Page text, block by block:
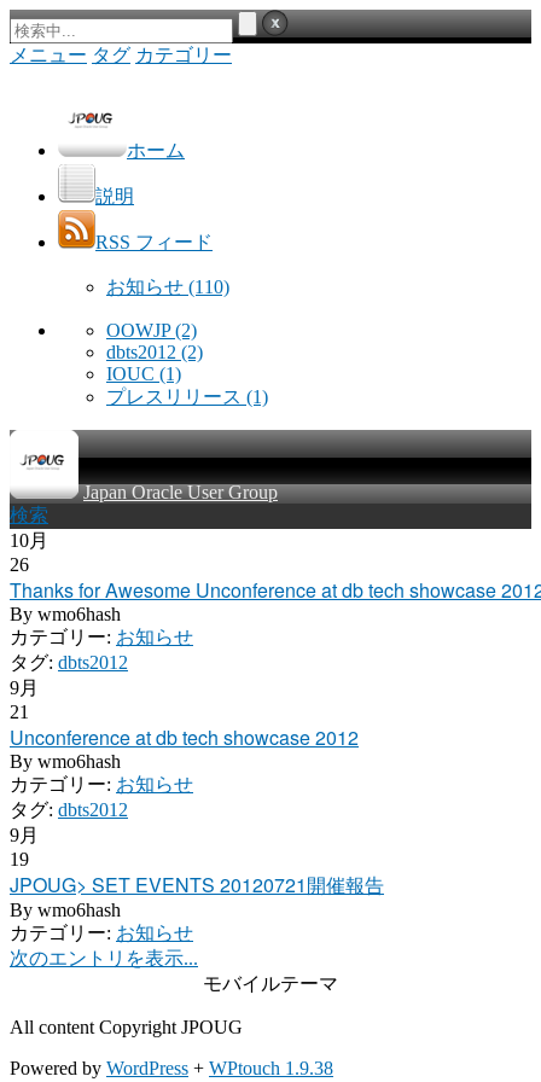
メニュー タグ カテゴリー
ホーム
説明
RSS フィード
お知らせ (110)
OOWJP(2)
dbts2012 (2)
IOUC (1)
プレスリリース (1)
Japan Oracle User Group
検索
10月
26
Thanks for Awesome Unconference at db tech showcase
By wmo6hash
カテゴリー: お知らせ
タグ: dbts2012
9月
21
Unconference at db tech showcase 2012
By wmo6hash
カテゴリー: お知らせ
タグ: dbts2012
9月
19
JPOUG> SET EVENTS 20120721開催報告
By wmo6hash
カテゴリー: お知らせ
次のエントリを表示...
モバイルテーマ
All content Copyright JPOUG
Powered by WordPress + WPtouch 1.9.38